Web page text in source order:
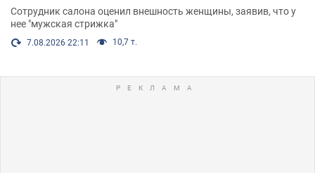
Сотрудник салона оценил внешность женщины, заявив, что у
нее "мужская стрижка"
7.08.2026 22:11 10,7 т.